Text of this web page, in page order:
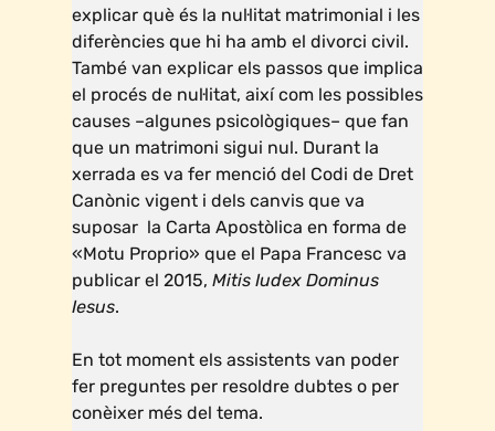
explicar què és la nul·litat matrimonial i les
diferències que hi ha amb el divorci civil.
També van explicar els passos que implica
el procés de nul·litat, així com les possibles
causes –algunes psicològiques– que fan
que un matrimoni sigui nul. Durant la
xerrada es va fer menció del Codi de Dret
Canònic vigent i dels canvis que va
suposar la Carta Apostòlica en forma de
«Motu Proprio» que el Papa Francesc va
publicar el 2015, Mitis Iudex Dominus
Iesus.
En tot moment els assistents van poder
fer preguntes per resoldre dubtes o per
conèixer més del tema.